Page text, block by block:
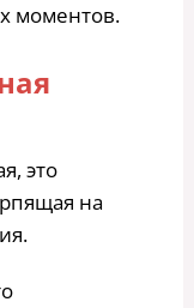
моментов.
это
на